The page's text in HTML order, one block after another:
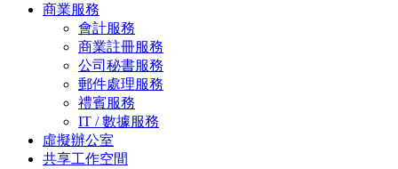
商業服務
會計服務
商業註冊服務
公司秘書服務
郵件處理服務
禮賓服務
IT / 數據服務
虛擬辦公室
共享工作空間